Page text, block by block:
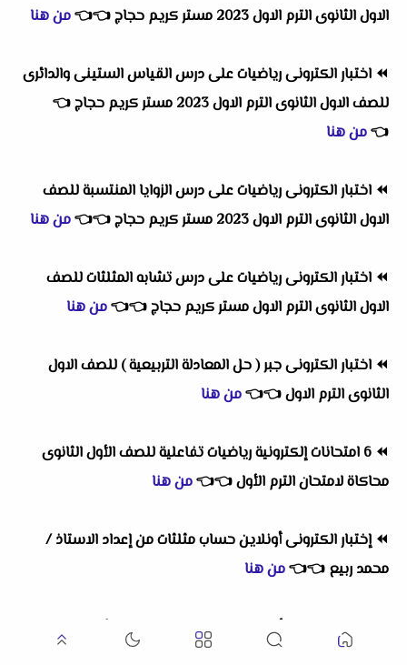
الاول الثانوى الترم الاول 2023 مستر كريم حجاج
👈
👈من هنا
⏪ اختبار الكترونى رياضيات على درس القياس الستينى والدائرى
للصف الاول الثانوى الترم الاول 2023 مستر كريم حجاج
👈
👈من هنا
⏪ اختبار الكترونى رياضيات على درس الزوايا المنتسبة للصف
الاول الثانوى الترم الاول 2023 مستر كريم حجاج
👈
👈من هنا
⏪ اختبار الكترونى رياضيات على درس تشابه المثلثات للصف
الاول الثانوى الترم الاول مستر كريم حجاج👈
👈من هنا
⏪ اختبار الكترونى جبر ( حل المعادلة التربيعية ) للصف الاول
الثانوى الترم الاول👈
👈من هنا
⏪
6 امتحانات إلكترونية رياضيات تفاعلية للصف الأول الثانوى
محاكاة لامتحان الترم الأول👈
👈من هنا
⏪إختبار الكترونى أونلاين حساب مثلثات من إعداد الاستاذ /
محمد ربيع 👈
👈من هنا
امتحان تجريبى أونلاين فى الرياضيات للصف الأول الثانوى